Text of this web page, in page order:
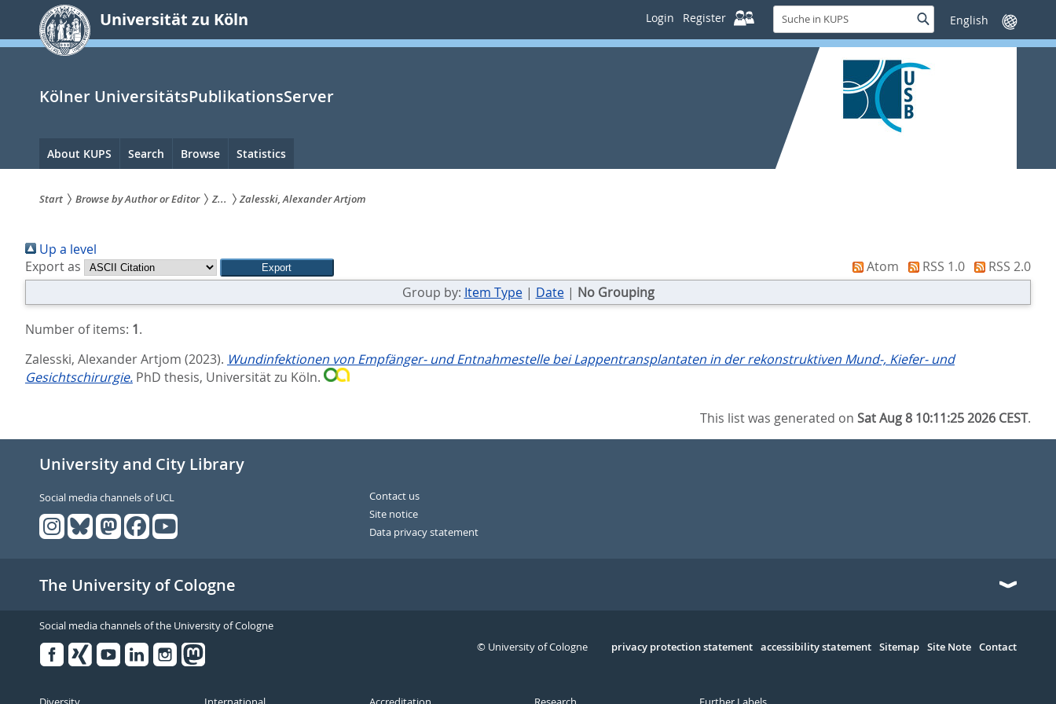
springen
Universität zu Köln Login Register
Suche
in
KUPS
SucheSprache
wechseln
Kölner UniversitätsPublikationsServer
Hauptnavigation
About KUPS Search Browse Statistics
sind
hier:
Start Browse by Author or Editor Z... Zalesski, Alexander Artjom
Up a level
Export as
Atom RSS 1.0
RSS 2.0
Group by: Item Type| Date| No Grouping
Number of items: 1.
Zalesski, Alexander Artjom (2023). Wundinfektionen von Empfänger- und Entnahmestelle bei Lappentransplantaten in der rekonstruktiven Mund-, Kiefer- und
Gesichtschirurgie. PhD thesis, Universität zu Köln.
This list was generated onSat Aug 8 10:11:25 2026 CEST.
University and City Library
Social media channels of UCL
Contact us
Site notice
Data privacy statement
The University of Cologne
Social media channels of the University of Cologne
Serivce
privacy protection statement accessibility statement Sitemap Site Note Contact
© University of Cologne